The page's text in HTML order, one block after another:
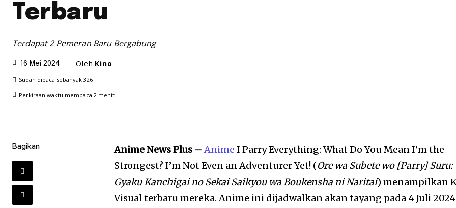
Terbaru
Terdapat 2 Pemeran Baru Bergabung
16 Mei 2024 Oleh Kino
Sudah dibaca sebanyak 326
Perkiraan waktu membaca 2 menit
Bagikan Anime News Plus – Anime I Parry Everything: What Do You Mean I’m the
Strongest? I’m Not Even an Adventurer Yet! (Ore wa Subete wo [Parry] Suru:
Gyaku Kanchigai no Sekai Saikyou wa Boukensha ni Naritai) menampilkan
Visual terbaru mereka. Anime ini dijadwalkan akan tayang pada 4 Juli 2024